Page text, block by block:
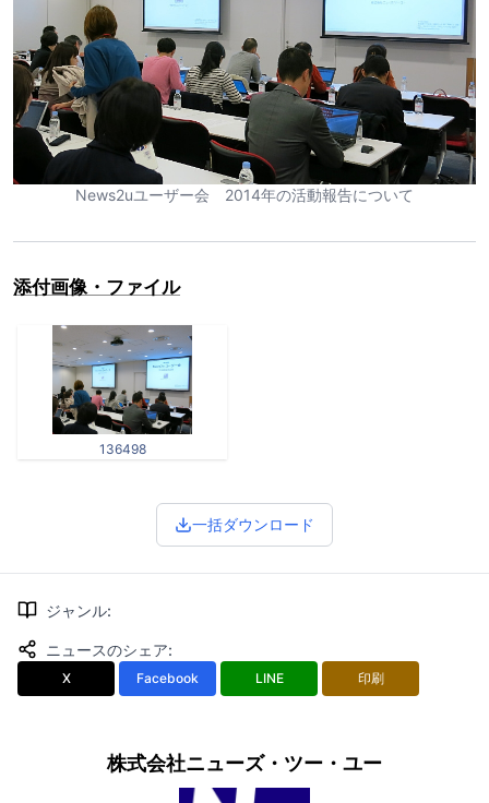
News2uユーザー会 2014年の活動報告について
添付画像・ファイル
136498
一括ダウンロード
ジャンル:
ニュースのシェア:
X Facebook LINE 印刷
株式会社ニューズ・ツー・ユー